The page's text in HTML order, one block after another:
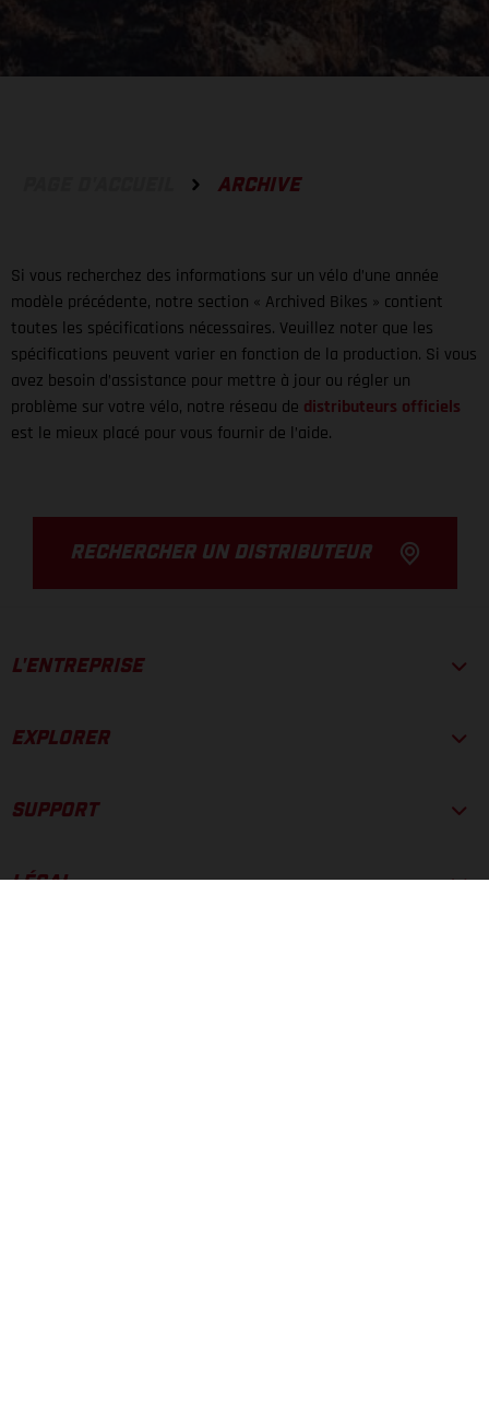
ARCHIVE
Si vous recherchez des informations sur un vélo d’une année
modèle précédente, notre section « Archived Bikes » contient
toutes les spécifications nécessaires. Veuillez noter que les
spécifications peuvent varier en fonction de la production. Si vous
avez besoin d’assistance pour mettre à jour ou régler un
problème sur votre vélo, notre réseau de distributeurs officiels
est le mieux placé pour vous fournir de l’aide.
RECHERCHER UN DISTRIBUTEUR
L'ENTREPRISE
EXPLORER
SUPPORT
LÉGAL